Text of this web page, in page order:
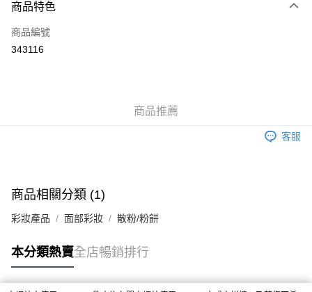
信用卡
Apple Pay
付款後門市自取，訂單確認後2-4個工作天到店，7天內取。逾期後
商品特色
商品編號
343116
商品推薦
客服
商品相關分類 (1)
彩妝產品 面部彩妝 散粉/粉餅
本分類熱賣全店暢銷排行